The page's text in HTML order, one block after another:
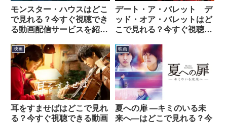
モンスター・ハウスはどこ
で見れる？今すぐ視聴でき
る動画配信サービスを紹
デート・ア・バレット デ
ッド・オア・バレットはど
こで見れる？今すぐ視聴で
介！
映画
耳をすませばはどこで見れ
る？今すぐ視聴できる動画
映画
夏への扉 ―キミのいる未
来へ―はどこで見れる？今